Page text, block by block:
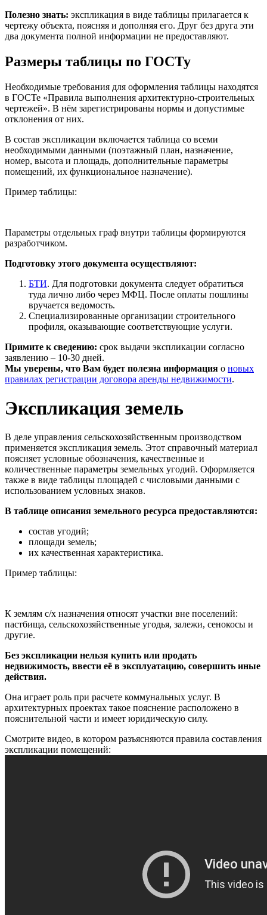
Полезно знать: экспликация в виде таблицы прилагается к
чертежу объекта, поясняя и дополняя его. Друг без друга эти
два документа полной информации не предоставляют.
Размеры таблицы по ГОСТу
Необходимые требования для оформления таблицы находятся
в ГОСТе «Правила выполнения архитектурно-строительных
чертежей». В нём зарегистрированы нормы и допустимые
отклонения от них.
В состав экспликации включается таблица со всеми
необходимыми данными (поэтажный план, назначение,
номер, высота и площадь, дополнительные параметры
помещений, их функциональное назначение).
Пример таблицы:
Параметры отдельных граф внутри таблицы формируются
разработчиком.
Подготовку этого документа осуществляют:
БТИ. Для подготовки документа следует обратиться
туда лично либо через МФЦ. После оплаты пошлины
вручается ведомость.
Специализированные организации строительного
профиля, оказывающие соответствующие услуги.
Примите к сведению: срок выдачи экспликации согласно
заявлению – 10-30 дней.
Мы уверены, что Вам будет полезна информация о новых
правилах регистрации договора аренды недвижимости.
Экспликация земель
В деле управления сельскохозяйственным производством
применяется экспликация земель. Этот справочный материал
поясняет условные обозначения, качественные и
количественные параметры земельных угодий. Оформляется
также в виде таблицы площадей с числовыми данными с
использованием условных знаков.
В таблице описания земельного ресурса предоставляются:
состав угодий;
площади земель;
их качественная характеристика.
Пример таблицы:
К землям с/х назначения относят участки вне поселений:
пастбища, сельскохозяйственные угодья, залежи, сенокосы и
другие.
Без экспликации нельзя купить или продать
недвижимость, ввести её в эксплуатацию, совершить иные
действия.
Она играет роль при расчете коммунальных услуг. В
архитектурных проектах такое пояснение расположено в
пояснительной части и имеет юридическую силу.
Смотрите видео, в котором разъясняются правила составления
экспликации помещений: